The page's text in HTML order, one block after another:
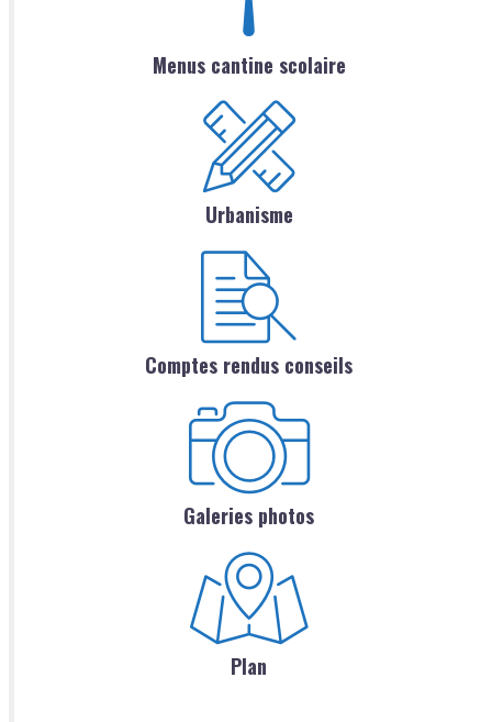
Menus cantine scolaire
Urbanisme
Comptes rendus conseils
Galeries photos
Plan